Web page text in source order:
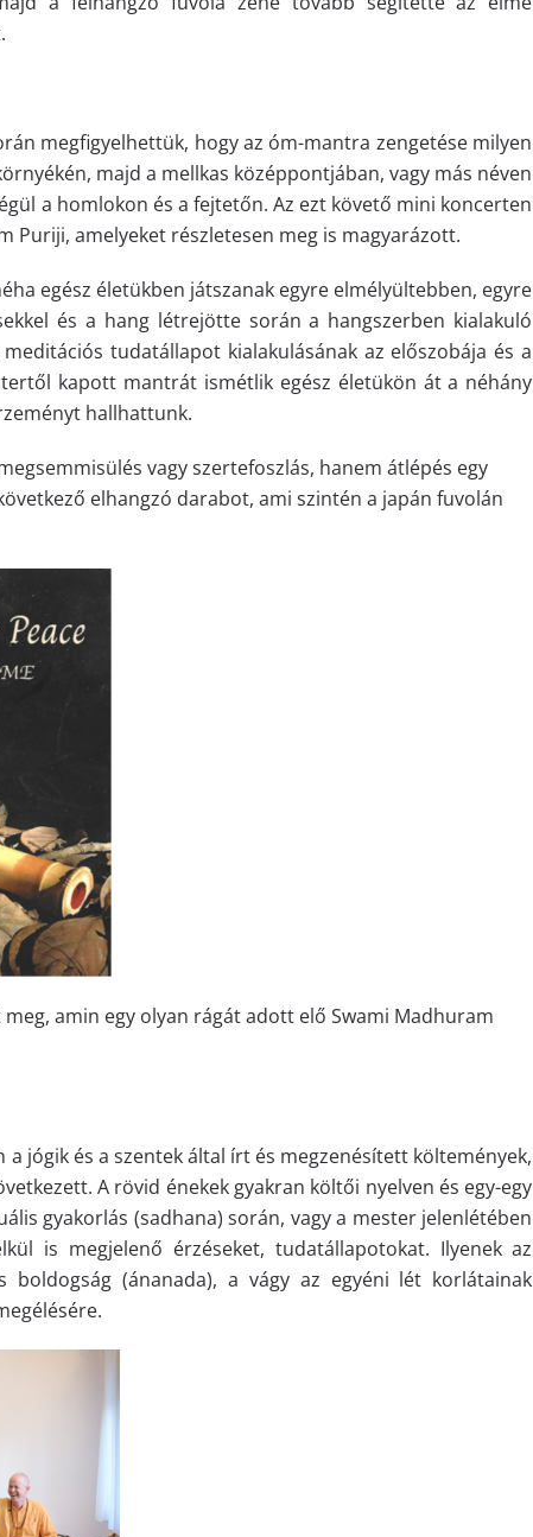
megfigyelhettük, hogy az óm-mantra zengetése milyen
majd a mellkas középpontjában, vagy más néven
a homlokon és a fejtetőn. Az ezt követő mini koncerten
Puriji, amelyeket részletesen meg is magyarázott.
egész életükben játszanak egyre elmélyültebben, egyre
és a hang létrejötte során a hangszerben kialakuló
tudatállapot kialakulásának az előszobája és a
kapott mantrát ismétlik egész életükön át a néhány
hallhattunk.
vagy szertefoszlás, hanem átlépés egy
elhangzó darabot, ami szintén a japán fuvolán
amin egy olyan rágát adott elő Swami Madhuram
jógik és a szentek által írt és megzenésített költemények,
A rövid énekek gyakran költői nyelven és egy-egy
gyakorlás (sadhana) során, vagy a mester jelenlétében
is megjelenő érzéseket, tudatállapotokat. Ilyenek az
boldogság (ánanada), a vágy az egyéni lét korlátainak